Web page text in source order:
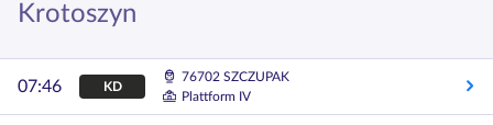
Krotoszyn
07:46 KD
76702 SZCZUPAK
Plattform IV